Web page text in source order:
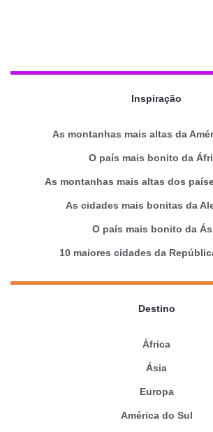
Inspiração
As montanhas mais altas da
O país mais bonito da
As montanhas mais altas dos
As cidades mais bonitas da
O país mais bonito da
10 maiores cidades da
Destino
África
Ásia
Europa
América do Sul